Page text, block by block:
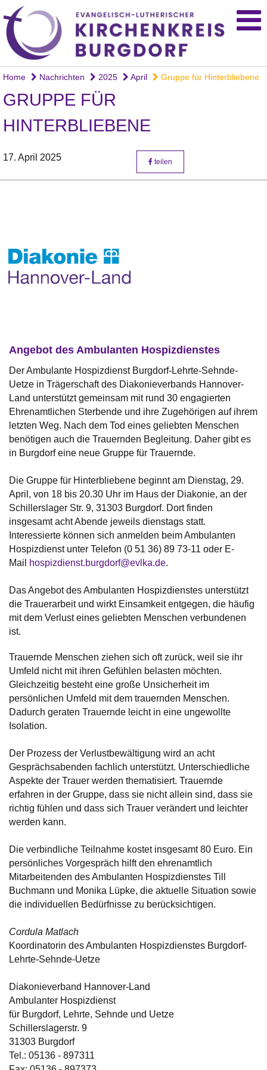
Home Nachrichten 2025 April Gruppe für Hinterbliebene
GRUPPE FÜR
HINTERBLIEBENE
17. April 2025 teilen
Angebot des Ambulanten Hospizdienstes
Der Ambulante Hospizdienst Burgdorf-Lehrte-Sehnde-
Uetze in Trägerschaft des Diakonieverbands Hannover-
Land unterstützt gemeinsam mit rund 30 engagierten
Ehrenamtlichen Sterbende und ihre Zugehörigen auf ihrem
letzten Weg. Nach dem Tod eines geliebten Menschen
benötigen auch die Trauernden Begleitung. Daher gibt es
in Burgdorf eine neue Gruppe für Trauernde.
Die Gruppe für Hinterbliebene beginnt am Dienstag, 29.
April, von 18 bis 20.30 Uhr im Haus der Diakonie, an der
Schillerslager Str. 9, 31303 Burgdorf. Dort finden
insgesamt acht Abende jeweils dienstags statt.
Interessierte können sich anmelden beim Ambulanten
Hospizdienst unter Telefon (0 51 36) 89 73-11 oder E-
Mail
hospizdienst.burgdorf@evlka.de.
Das Angebot des Ambulanten Hospizdienstes unterstützt
die Trauerarbeit und wirkt Einsamkeit entgegen, die häufig
mit dem Verlust eines geliebten Menschen verbundenen
ist.
Trauernde Menschen ziehen sich oft zurück, weil sie ihr
Umfeld nicht mit ihren Gefühlen belasten möchten.
Gleichzeitig besteht eine große Unsicherheit im
persönlichen Umfeld mit dem trauernden Menschen.
Dadurch geraten Trauernde leicht in eine ungewollte
Isolation.
Der Prozess der Verlustbewältigung wird an acht
Gesprächsabenden fachlich unterstützt. Unterschiedliche
Aspekte der Trauer werden thematisiert. Trauernde
erfahren in der Gruppe, dass sie nicht allein sind, dass sie
richtig fühlen und dass sich Trauer verändert und leichter
werden kann.
Die verbindliche Teilnahme kostet insgesamt 80 Euro. Ein
persönliches Vorgespräch hilft den ehrenamtlich
Mitarbeitenden des Ambulanten Hospizdienstes Till
Buchmann und Monika Lüpke, die aktuelle Situation sowie
die individuellen Bedürfnisse zu berücksichtigen.
Cordula Matlach
Koordinatorin des Ambulanten Hospizdienstes Burgdorf-
Lehrte-Sehnde-Uetze
Diakonieverband Hannover-Land
Ambulanter Hospizdienst
für Burgdorf, Lehrte, Sehnde und Uetze
Schillerslagerstr. 9
31303 Burgdorf
Tel.: 05136 - 897311